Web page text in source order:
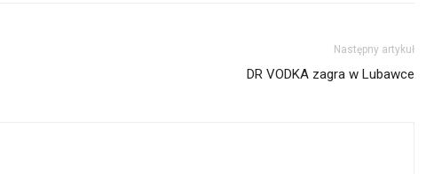
Następny artykuł
DR VODKA zagra w Lubawce